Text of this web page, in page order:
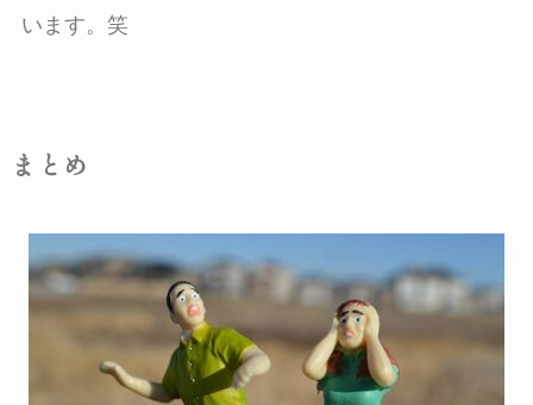
います。笑
まとめ